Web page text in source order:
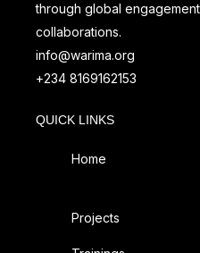
through global
collaborations.
info@warima.org
+234 8169162153
QUICK LINKS
Home
Projects